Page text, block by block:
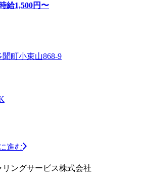
時給1,500円〜
町小束山868-9
進む
ングサービス株式会社